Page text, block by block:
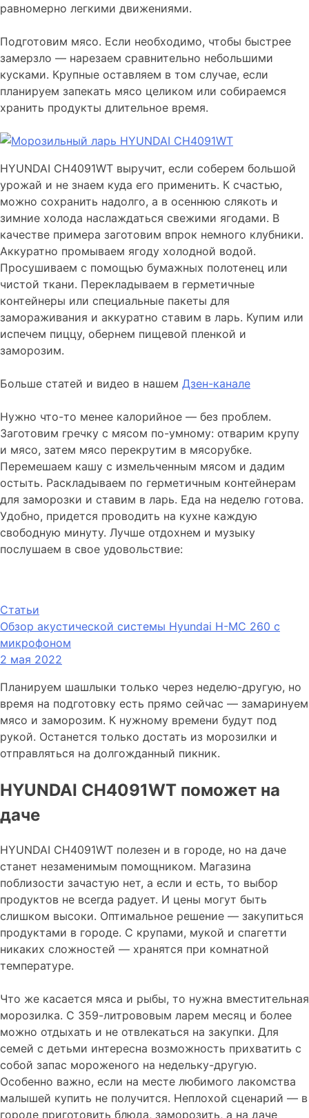
равномерно легкими движениями.
Подготовим мясо. Если необходимо, чтобы быстрее
замерзло — нарезаем сравнительно небольшими
кусками. Крупные оставляем в том случае, если
планируем запекать мясо целиком или собираемся
хранить продукты длительное время.
HYUNDAI CH4091WT выручит, если соберем большой
урожай и не знаем куда его применить. К счастью,
можно сохранить надолго, а в осеннюю слякоть и
зимние холода наслаждаться свежими ягодами. В
качестве примера заготовим впрок немного клубники.
Аккуратно промываем ягоду холодной водой.
Просушиваем с помощью бумажных полотенец или
чистой ткани. Перекладываем в герметичные
контейнеры или специальные пакеты для
замораживания и аккуратно ставим в ларь. Купим или
испечем пиццу, обернем пищевой пленкой и
заморозим.
Больше статей и видео в нашем Дзен-канале
Нужно что-то менее калорийное — без проблем.
Заготовим гречку с мясом по-умному: отварим крупу
и мясо, затем мясо перекрутим в мясорубке.
Перемешаем кашу с измельченным мясом и дадим
остыть. Раскладываем по герметичным контейнерам
для заморозки и ставим в ларь. Еда на неделю готова.
Удобно, придется проводить на кухне каждую
свободную минуту. Лучше отдохнем и музыку
послушаем в свое удовольствие:
Статьи
Обзор акустической системы Hyundai H-MC 260 с
микрофоном
2 мая 2022
Планируем шашлыки только через неделю-другую, но
время на подготовку есть прямо сейчас — замаринуем
мясо и заморозим. К нужному времени будут под
рукой. Останется только достать из морозилки и
отправляться на долгожданный пикник.
HYUNDAI CH4091WT поможет на
даче
HYUNDAI CH4091WT полезен и в городе, но на даче
станет незаменимым помощником. Магазина
поблизости зачастую нет, а если и есть, то выбор
продуктов не всегда радует. И цены могут быть
слишком высоки. Оптимальное решение — закупиться
продуктами в городе. С крупами, мукой и спагетти
никаких сложностей — хранятся при комнатной
температуре.
Что же касается мяса и рыбы, то нужна вместительная
морозилка. С 359-литрововым ларем месяц и более
можно отдыхать и не отвлекаться на закупки. Для
семей с детьми интересна возможность прихватить с
собой запас мороженого на недельку-другую.
Особенно важно, если на месте любимого лакомства
малышей купить не получится. Неплохой сценарий — в
городе приготовить блюда, заморозить, а на даче